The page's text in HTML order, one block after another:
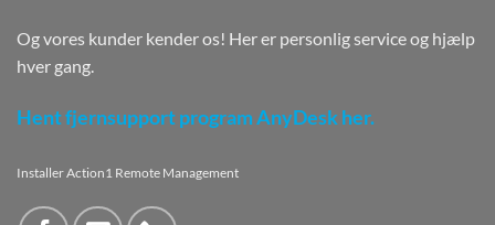
Og vores kunder kender os! Her er personlig service og hjælp
hver gang.
Hent fjernsupport program AnyDesk her.
Installer Action1 Remote Management